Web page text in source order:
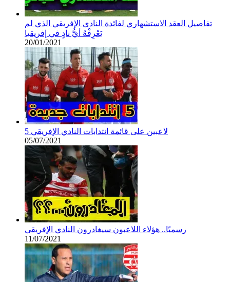
تفاصيل العقد الاستشهاري لفائدة النادي الإفريقي الذي لم
يَعْرِفْهُ أيُّ نادٍ في إفريقيا
20/01/2021
5 لاعبين على قائمة انتدابات النادي الإفريقي
05/07/2021
رسميًا.. هؤلاء اللاعبون سيغادرون النادي الإفريقي
11/07/2021